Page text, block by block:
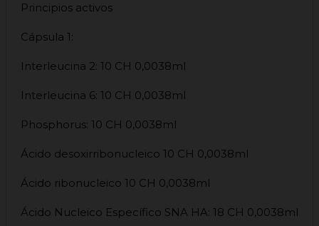
Principios activos
Cápsula 1:
Interleucina 2: 10 CH 0,0038ml
Interleucina 6: 10 CH 0,0038ml
Phosphorus: 10 CH 0,0038ml
Ácido desoxirribonucleico 10 CH 0,0038ml
Ácido ribonucleico 10 CH 0,0038ml
Ácido Nucleico Específico SNA HA: 18 CH 0,0038ml